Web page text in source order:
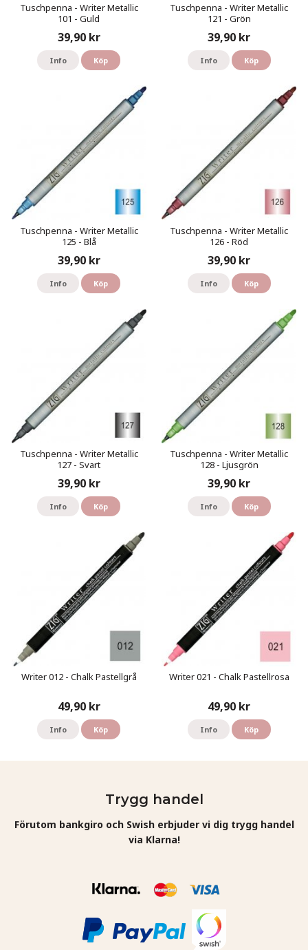
Tuschpenna - Writer Metallic
101 - Guld
39,90 kr
Info Köp
Tuschpenna - Writer Metallic
121 - Grön
39,90 kr
Info Köp
Tuschpenna - Writer Metallic
125 - Blå
39,90 kr
Info Köp
Tuschpenna - Writer Metallic
126 - Röd
39,90 kr
Info Köp
Tuschpenna - Writer Metallic
127 - Svart
39,90 kr
Info Köp
Tuschpenna - Writer Metallic
128 - Ljusgrön
39,90 kr
Info Köp
Writer 012 - Chalk Pastellgrå
49,90 kr
Info Köp
Writer 021 - Chalk Pastellrosa
49,90 kr
Info Köp
Trygg handel
Förutom bankgiro och Swish erbjuder vi dig trygg handel
via Klarna!